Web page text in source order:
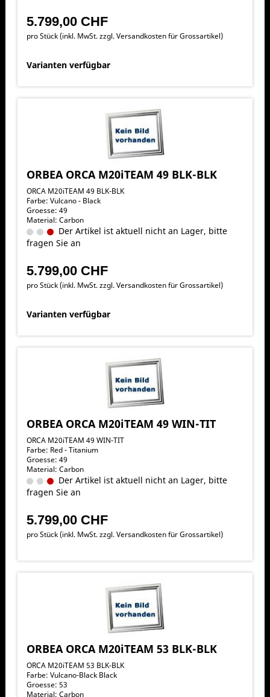
5.799,00 CHF
pro Stück (inkl. MwSt. zzgl.Versandkosten für Grossartikel)
Varianten verfügbar
ORBEA ORCA M20iTEAM 49 BLK-BLK
ORCA M20iTEAM 49 BLK-BLK
Farbe: Vulcano - Black
Groesse: 49
Material: Carbon
Der Artikel ist aktuell nicht an Lager, bitte
fragen Sie an
5.799,00 CHF
pro Stück (inkl. MwSt. zzgl.Versandkosten für Grossartikel)
Varianten verfügbar
ORBEA ORCA M20iTEAM 49 WIN-TIT
ORCA M20iTEAM 49 WIN-TIT
Farbe: Red - Titanium
Groesse: 49
Material: Carbon
Der Artikel ist aktuell nicht an Lager, bitte
fragen Sie an
5.799,00 CHF
pro Stück (inkl. MwSt. zzgl.Versandkosten für Grossartikel)
ORBEA ORCA M20iTEAM 53 BLK-BLK
ORCA M20iTEAM 53 BLK-BLK
Farbe: Vulcano-Black Black
Groesse: 53
Material: Carbon